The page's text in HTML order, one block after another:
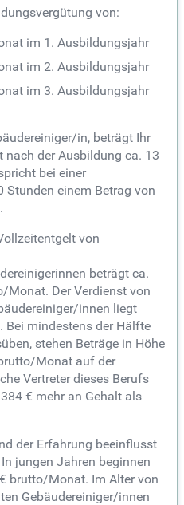
von:
im 1. Ausbildungsjahr
im 2. Ausbildungsjahr
im 3. Ausbildungsjahr
in, beträgt Ihr
der Ausbildung ca. 13
bei einer
Stunden einem Betrag von
von
beträgt ca.
Monat. Der Verdienst von
innen liegt
Bei mindestens der Hälfte
stehen Beträge in Höhe
Monat auf der
Vertreter dieses Berufs
€ mehr an Gehalt als
der Erfahrung beeinflusst
jungen Jahren beginnen
brutto/Monat. Im Alter von
Gebäudereiniger/innen